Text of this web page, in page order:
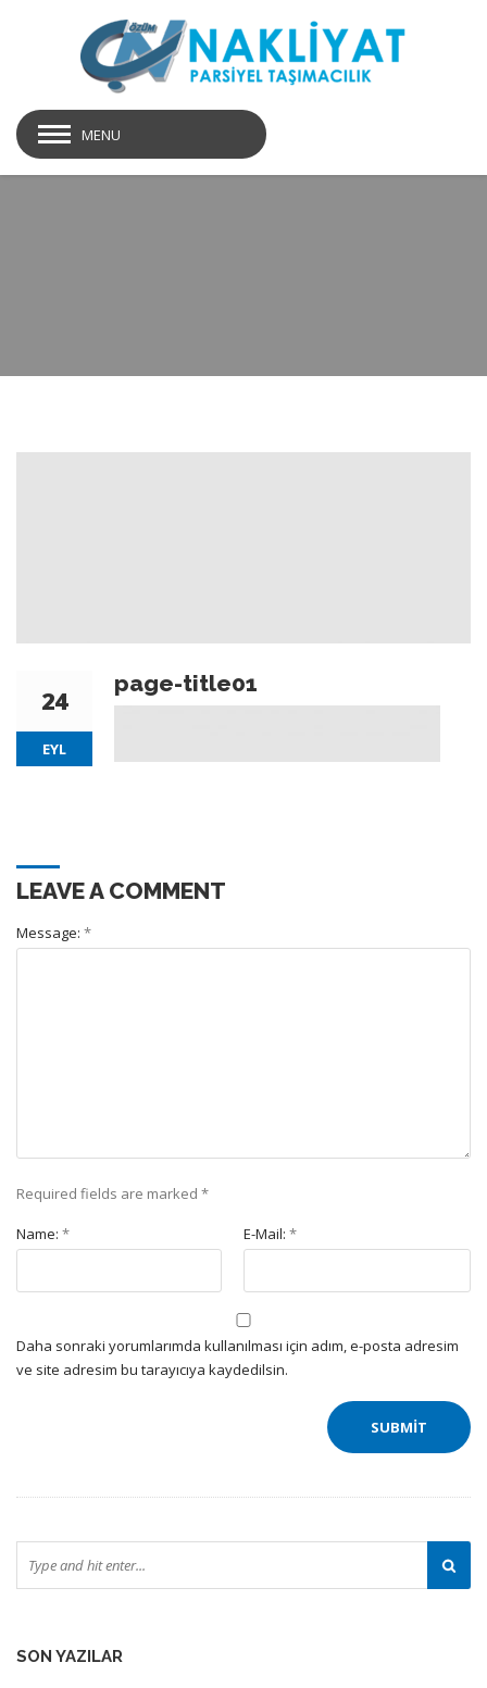
MENU
24
EYL
page-title01
LEAVE A COMMENT
Message: *
Required fields are marked *
Name: * E-Mail: *
Daha sonraki yorumlarımda kullanılması için adım, e-posta adresim
ve site adresim bu tarayıcıya kaydedilsin.
SON YAZILAR